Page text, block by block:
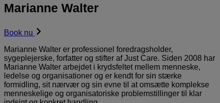
Marianne Walter
Book nu
Marianne Walter er professionel foredragsholder,
sygeplejerske, forfatter og stifter af Just Care. Siden 2008 har
Marianne Walter arbejdet i krydsfeltet mellem menneske,
ledelse og organisationer og er kendt for sin stærke
formidling, sit nærvær og sin evne til at omsætte komplekse
menneskelige og organisatoriske problemstillinger til klar